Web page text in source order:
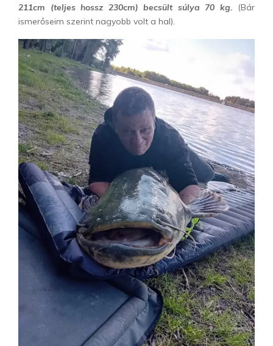
211cm (teljes hossz 230cm) becsült súlya 70 kg. (Bár
ismerőseim szerint nagyobb volt a hal).